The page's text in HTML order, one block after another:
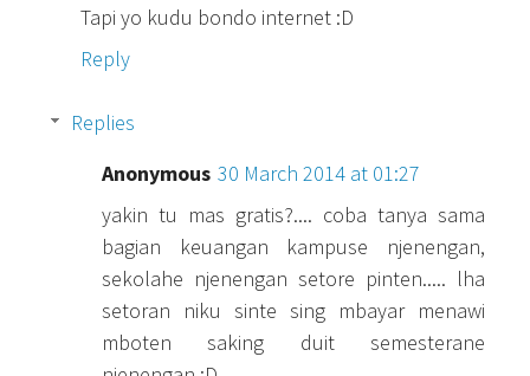
Tapi yo kudu bondo internet :D
Reply
Replies
Anonymous 30 March 2014 at 01:27
yakin tu mas gratis?.... coba tanya sama
bagian keuangan kampuse njenengan,
sekolahe njenengan setore pinten..... lha
setoran niku sinte sing mbayar menawi
mboten saking duit semesterane